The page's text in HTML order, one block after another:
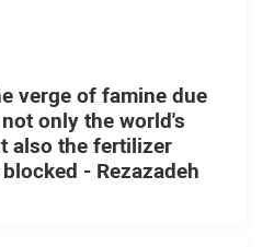
verge of famine due
only the world's
also the fertilizer
- Rezazadeh